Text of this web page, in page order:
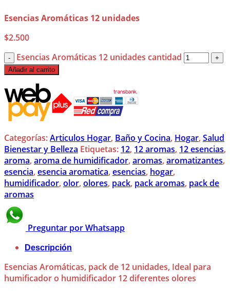
Esencias Aromáticas 12 unidades
$2.500
Esencias Aromáticas 12 unidades cantidad
Añadir al carrito
Categorías:Articulos Hogar, Baño y Cocina, Hogar, Salud
Bienestar y Belleza Etiquetas: 12, 12 aromas, 12 esencias,
aroma, aroma de humidificador, aromas, aromatizantes,
esencia, esencia aromatica, esencias, hogar,
humidificador, olor, olores, pack, pack aromas, pack de
aromas
Preguntar por Whatsapp
Descripción
Esencias Aromáticas, pack de 12 unidades, Ideal para
humificador o humidificador 12 diferentes olores